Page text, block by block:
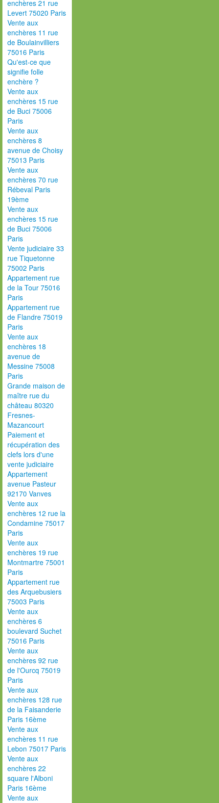
enchères 21 rue
Levert 75020 Paris
Vente aux
enchères 11 rue
de Boulainvilliers
75016 Paris
Qu'est-ce que
signifie folle
enchère ?
Vente aux
enchères 15 rue
de Buci 75006
Paris
Vente aux
enchères 8
avenue de Choisy
75013 Paris
Vente aux
enchères 70 rue
Rébeval Paris
19ème
Vente aux
enchères 15 rue
de Buci 75006
Paris
Vente judiciaire 33
rue Tiquetonne
75002 Paris
Appartement rue
de la Tour 75016
Paris
Appartement rue
de Flandre 75019
Paris
Vente aux
enchères 18
avenue de
Messine 75008
Paris
Grande maison de
maître rue du
château 80320
Fresnes-
Mazancourt
Paiement et
récupération des
clefs lors d'une
vente judiciaire
Appartement
avenue Pasteur
92170 Vanves
Vente aux
enchères 12 rue la
Condamine 75017
Paris
Vente aux
enchères 19 rue
Montmartre 75001
Paris
Appartement rue
des Arquebusiers
75003 Paris
Vente aux
enchères 6
boulevard Suchet
75016 Paris
Vente aux
enchères 92 rue
de l'Ourcq 75019
Paris
Vente aux
enchères 128 rue
de la Faisanderie
Paris 16ème
Vente aux
enchères 11 rue
Lebon 75017 Paris
Vente aux
enchères 22
square l'Alboni
Paris 16ème
Vente aux